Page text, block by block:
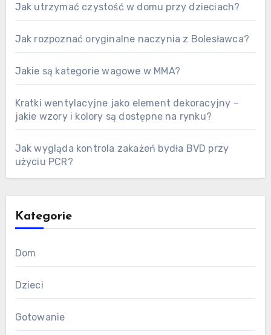
Jak utrzymać czystość w domu przy dzieciach?
Jak rozpoznać oryginalne naczynia z Bolesławca?
Jakie są kategorie wagowe w MMA?
Kratki wentylacyjne jako element dekoracyjny –
jakie wzory i kolory są dostępne na rynku?
Jak wygląda kontrola zakażeń bydła BVD przy
użyciu PCR?
Kategorie
Dom
Dzieci
Gotowanie